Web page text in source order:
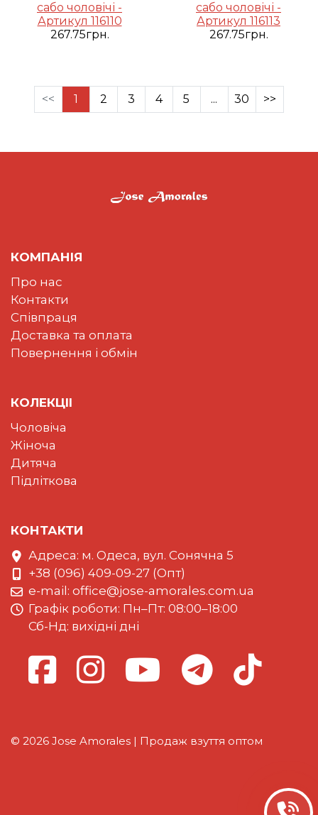
сабо чоловічі -
Артикул 116110
267.75грн.
сабо чоловічі -
Артикул 116113
267.75грн.
<< 1 2 3 4 5 ... 30 >>
КОМПАНІЯ
Про нас
Контакти
Співпраця
Доставка та оплата
Повернення і обмін
КОЛЕКЦII
Чоловіча
Жіноча
Дитяча
Підліткова
КОНТАКТИ
Адреса: м. Одеса, вул. Сонячна 5
+38 (096) 409-09-27 (Опт)
e-mail: office@jose-amorales.com.ua
Графiк роботи: Пн–Пт: 08:00–18:00
Сб-Нд: вихідні дні
© 2026 Jose Amorales | Продаж взуття оптом